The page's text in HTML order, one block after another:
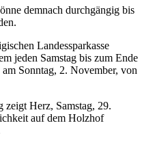
demnach durchgängig bis
Landessparkasse
jeden Samstag bis zum Ende
Sonntag, 2. November, von
zeigt Herz, Samstag, 29.
auf dem Holzhof